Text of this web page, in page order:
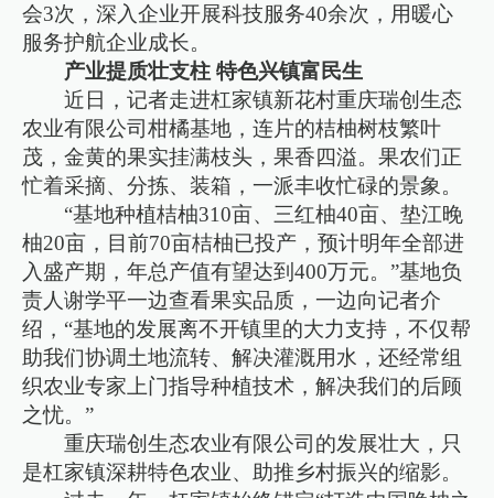
会3次，深入企业开展科技服务40余次，用暖心
服务护航企业成长。
产业提质壮支柱 特色兴镇富民生
近日，记者走进杠家镇新花村重庆瑞创生态
农业有限公司柑橘基地，连片的桔柚树枝繁叶
茂，金黄的果实挂满枝头，果香四溢。果农们正
忙着采摘、分拣、装箱，一派丰收忙碌的景象。
“基地种植桔柚310亩、三红柚40亩、垫江晚
柚20亩，目前70亩桔柚已投产，预计明年全部进
入盛产期，年总产值有望达到400万元。”基地负
责人谢学平一边查看果实品质，一边向记者介
绍，“基地的发展离不开镇里的大力支持，不仅帮
助我们协调土地流转、解决灌溉用水，还经常组
织农业专家上门指导种植技术，解决我们的后顾
之忧。”
重庆瑞创生态农业有限公司的发展壮大，只
是杠家镇深耕特色农业、助推乡村振兴的缩影。